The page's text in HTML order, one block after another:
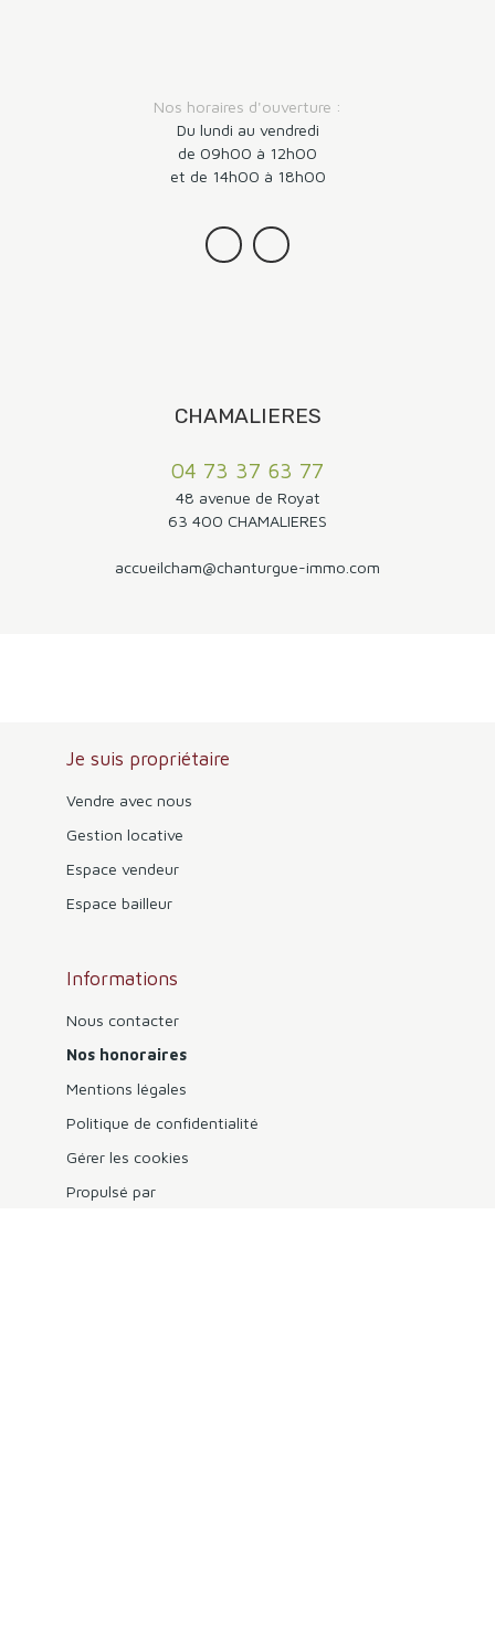
Nos horaires d'ouverture :
Du lundi au vendredi
de 09h00 à 12h00
et de 14h00 à 18h00
CHAMALIERES
04 73 37 63 77
48 avenue de Royat
63 400 CHAMALIERES
accueilcham@chanturgue-immo.com
Je suis propriétaire
Vendre avec nous
Gestion locative
Espace vendeur
Espace bailleur
Informations
Nous contacter
Nos honoraires
Mentions légales
Politique de confidentialité
Gérer les cookies
Propulsé par